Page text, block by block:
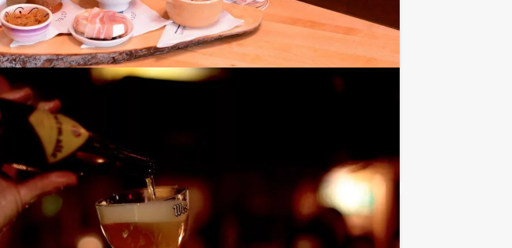
Vanaf€ 22,50p.p. excl. BTW
van geheimzinnig moordmysterie. In speciale onderzoeksteams
Vanaf € 27,50p.p. excl. BTW